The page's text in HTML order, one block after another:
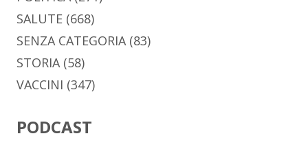
SALUTE (668)
SENZA CATEGORIA(83)
STORIA(58)
VACCINI (347)
PODCAST